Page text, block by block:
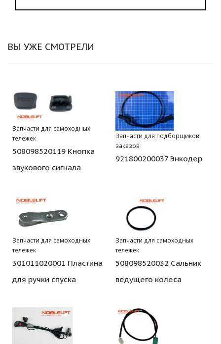
ВЫ УЖЕ СМОТРЕЛИ
Запчасти для самоходных
тележек
508098520119 Кнопка
звукового сигнала
Запчасти для подборщиков
заказов
921800200037 Энкодер
Запчасти для самоходных
тележек
301011020001 Пластина
для ручки спуска
Запчасти для самоходных
тележек
508098520032 Сальник
ведущего колеса